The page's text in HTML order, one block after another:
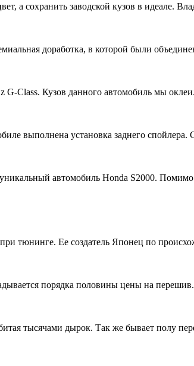
а сохранить заводской кузов в
доработка, в которой были
G-Class. Кузов данного автомобиль мы
выполнена установка заднего
автомобиль Honda S2000.
тюнинге. Ее создатель Японец по
порядка половины цены на
тысячами дырок. Так же бывает полу